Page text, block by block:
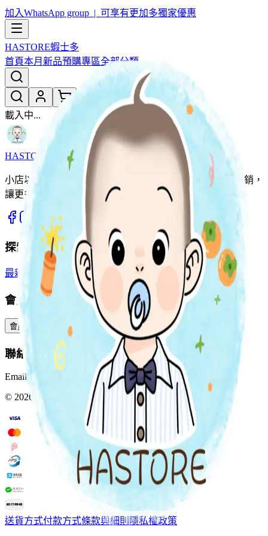
加入WhatsApp group | 可享有更加多獨家優惠
HASTORE蝦士多
首頁本月新品預購專區全部分類
載入中...
HASTORE 蝦士多
小店以團購形式為主，用優惠價同大家開心團購。薄利多銷，
讓更多家庭輕鬆入手優質好物。
探索商品
最新上架 預購專區 全部分類
會員服務
會員中心 訂單查詢 積分與獎賞 預訂與包裹
聯絡我們
Email:Info@hastore.appWhatsApp:+852 4402 4505
© 2026 HASTORE. All rights reserved.
送貨方式付款方式條款與細則隱私權政策